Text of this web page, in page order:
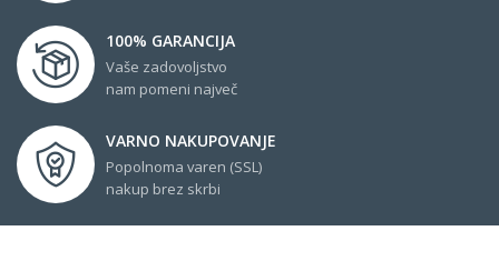
100% GARANCIJA
Vaše zadovoljstvo
nam pomeni največ
VARNO NAKUPOVANJE
Popolnoma varen (SSL)
nakup brez skrbi